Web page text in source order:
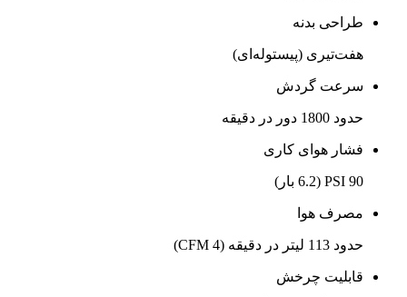
طراحی بدنه
هفت‌تیری (پیستوله‌ای)
سرعت گردش
حدود 1800 دور در دقیقه
فشار هوای کاری
90 PSI (6.2 بار)
مصرف هوا
حدود 113 لیتر در دقیقه (4 CFM)
قابلیت چرخش